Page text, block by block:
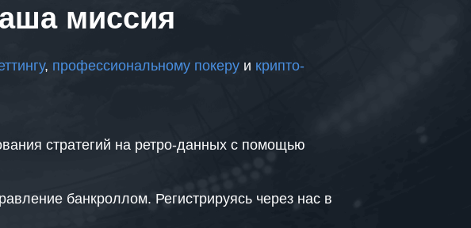
миссия
, профессиональному покеру и крипто-
стратегий на ретро-данных с помощью
банкроллом. Регистрируясь через нас в